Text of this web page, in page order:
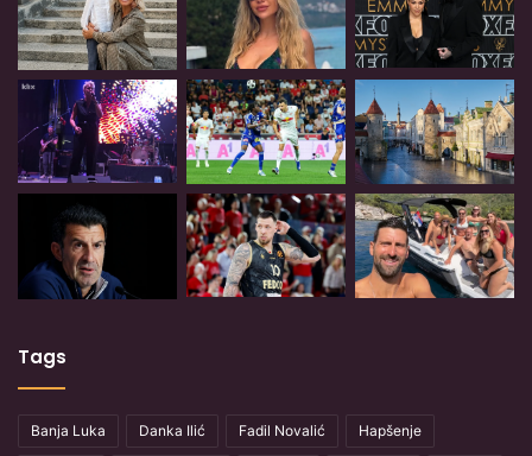
Tags
Banja Luka Danka Ilić Fadil Novalić Hapšenje